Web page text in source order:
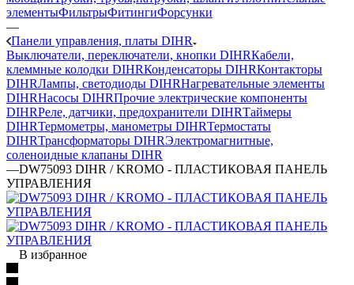
элементыФильтрыФитингиФорсунки
—
Панели управления, платы DIHR
Выключатели, переключатели, кнопки DIHRКабели,
клеммные колодки DIHRКонденсаторы DIHRКонтакторы
DIHRЛампы, светодиоды DIHRНагревательные элементы
DIHRНасосы DIHRПрочие электрические компоненты
DIHRРеле, датчики, предохранители DIHRТаймеры
DIHRТермометры, манометры DIHRТермостаты
DIHRТрансформаторы DIHRЭлектромагнитные,
соленоидные клапаны DIHR
—DW75093 DIHR / KROMO - ПЛАСТИКОВАЯ ПАНЕЛЬ
УПРАВЛЕНИЯ
В избранное